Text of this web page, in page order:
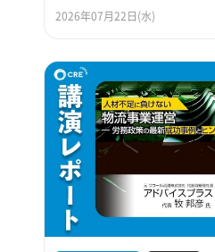
2026年07月22日(水)